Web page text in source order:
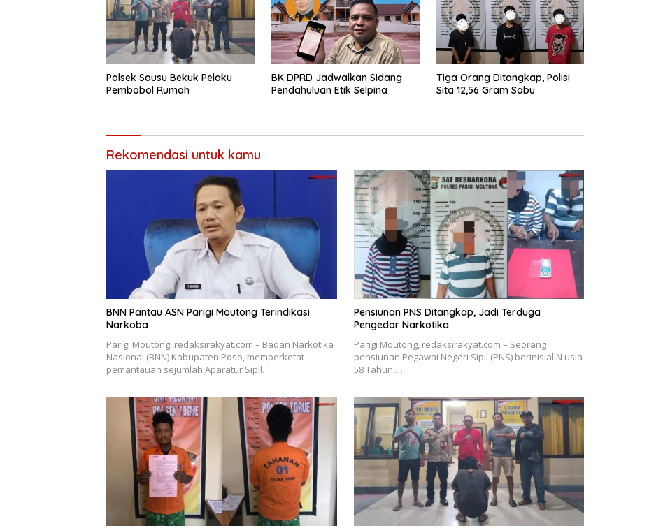
Polsek Sausu Bekuk Pelaku
Pembobol Rumah
BK DPRD Jadwalkan Sidang
Pendahuluan Etik Selpina
Tiga Orang Ditangkap, Polisi
Sita 12,56 Gram Sabu
Rekomendasi untuk kamu
BNN Pantau ASN Parigi Moutong Terindikasi
Narkoba
Parigi Moutong, redaksirakyat.com – Badan Narkotika
Nasional (BNN) Kabupaten Poso, memperketat
pemantauan sejumlah Aparatur Sipil…
Pensiunan PNS Ditangkap, Jadi Terduga
Pengedar Narkotika
Parigi Moutong, redaksirakyat.com – Seorang
pensiunan Pegawai Negeri Sipil (PNS) berinisial N usia
58 Tahun,…